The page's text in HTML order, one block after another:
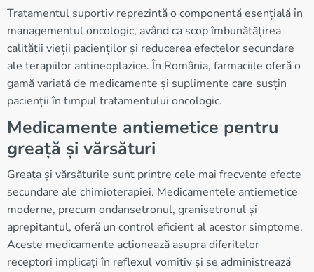
Tratamentul suportiv reprezintă o componentă esențială în
managementul oncologic, având ca scop îmbunătățirea
calității vieții pacienților și reducerea efectelor secundare
ale terapiilor antineoplazice. În România, farmaciile oferă o
gamă variată de medicamente și suplimente care susțin
pacienții în timpul tratamentului oncologic.
Medicamente antiemetice pentru
greață și vărsături
Greața și vărsăturile sunt printre cele mai frecvente efecte
secundare ale chimioterapiei. Medicamentele antiemetice
moderne, precum ondansetronul, granisetronul și
aprepitantul, oferă un control eficient al acestor simptome.
Aceste medicamente acționează asupra diferitelor
receptori implicați în reflexul vomitiv și se administrează